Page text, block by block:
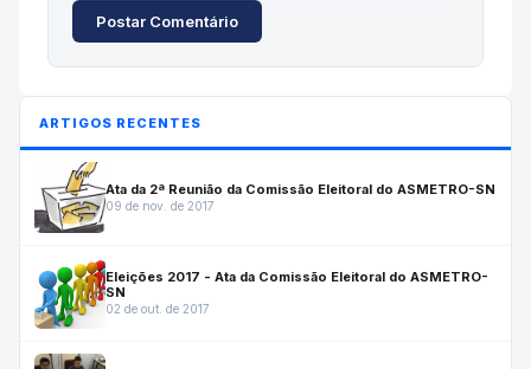
Postar Comentário
ARTIGOS RECENTES
Ata da 2ª Reunião da Comissão Eleitoral do ASMETRO-SN
09 de nov. de 2017
Eleições 2017 - Ata da Comissão Eleitoral do ASMETRO-
SN
02 de out. de 2017